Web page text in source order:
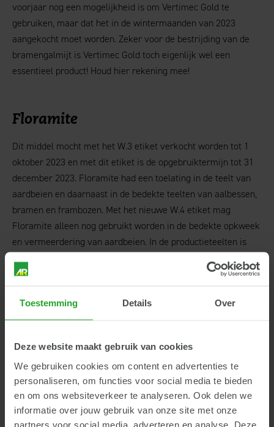
Toestemming Details Over
Deze website maakt gebruik van cookies
We gebruiken cookies om content en advertenties te
personaliseren, om functies voor social media te bieden
en om ons websiteverkeer te analyseren. Ook delen we
informatie over jouw gebruik van onze site met onze
partners voor social media, adverteren en analyse. Deze
voorjaar nog een mogelijkheid is om Vertimec Gold te
gebruiken, maar dat het in de wintermaanden van 2023
aangekocht moet worden. Zeker voor de bestrijding van de
bramengalmijt is Vertimec Gold toch eigenlijk wel een
essentieel product! Houd hier rekening mee!
Floramite
Dit middel mocht met het W.3 etiket verkocht worden tot 1
oktober 2023 en met dit etiket is de opgebruiktermijn tot 31
december 2023. Floramite had een toelating in de teelt van
aardbeien en daarnaast in de bedekte teelten van aalbessen,
bramen en frambozen. Met het nieuwe W.4 etiket mag
Floramite alleen nog gebruikt worden in de bedekte opkweek
en vermeerdering van aardbeien. In de productieteelten is
Vydate
oktober 2023. Het betrof alleen een toelating voor de
vermeerderingsteelt van aardbeien om aaltjes in de grond te
bestrijden.